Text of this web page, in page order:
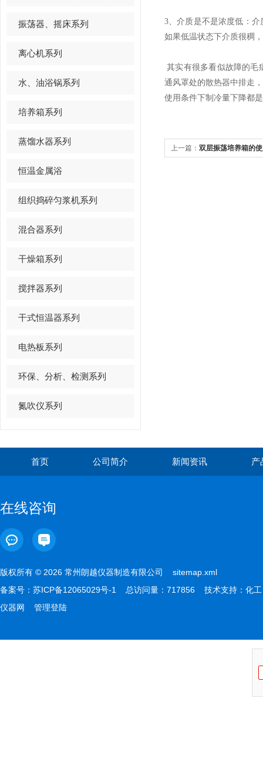
振荡器、摇床系列
离心机系列
水、油浴锅系列
培养箱系列
蒸馏水器系列
恒温金属浴
组织捣碎匀浆机系列
混合器系列
干燥箱系列
搅拌器系列
干式恒温器系列
电热板系列
环保、分析、检测系列
氮吹仪系列
3、介质是不是浓度低：
如果低温状态下介质很稠
其实有很多看似故障的毛
通风罩处的散热器中排走
使用条件下制冷量下降都
上一篇： 双层振荡培养箱的
首页 公司简介 新闻资讯 产
在线咨询
版权所有 © 2026 常州朗越仪器制造有限公司 sitemap.xml
备案号： 苏ICP备12065029号-1 总访问量：717856 技术支持： 化工
仪器网
管理登陆